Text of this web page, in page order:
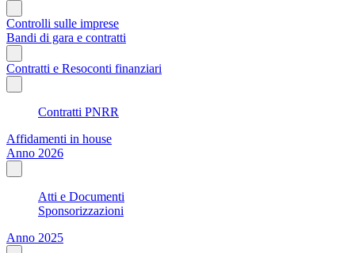
Controlli sulle imprese
Bandi di gara e contratti
Contratti e Resoconti finanziari
Contratti PNRR
Affidamenti in house
Anno 2026
Atti e Documenti
Sponsorizzazioni
Anno 2025